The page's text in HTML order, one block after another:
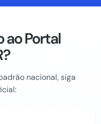
ao Portal
nacional, siga